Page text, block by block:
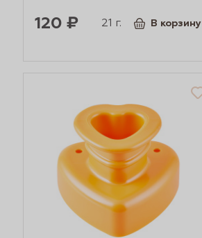
120 ₽ 21 г. В корзину